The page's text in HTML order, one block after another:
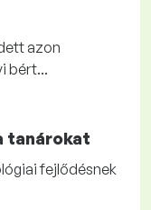
azon
bért...
tanárokat
fejlődésnek